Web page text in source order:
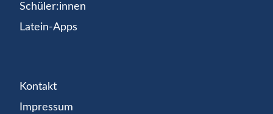
Schüler:innen
Latein-Apps
Kontakt
Impressum